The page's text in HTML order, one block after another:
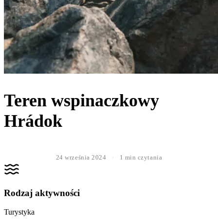
Teren wspinaczkowy
Hrádok
24 września 2024 · 1 min czytania
Rodzaj aktywności
Turystyka